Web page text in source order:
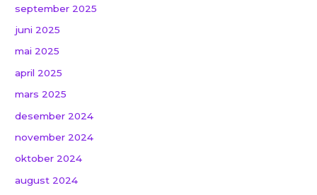
september 2025
juni 2025
mai 2025
april 2025
mars 2025
desember 2024
november 2024
oktober 2024
august 2024